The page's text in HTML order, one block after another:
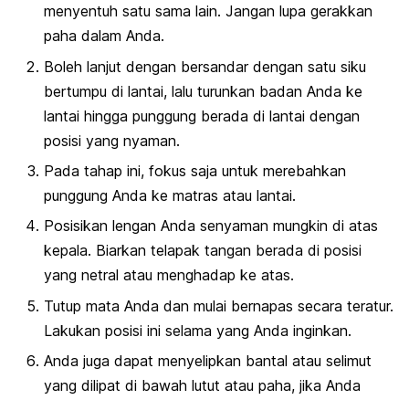
menyentuh satu sama lain. Jangan lupa gerakkan
paha dalam Anda.
Boleh lanjut dengan bersandar dengan satu siku
bertumpu di lantai, lalu turunkan badan Anda ke
lantai hingga punggung berada di lantai dengan
posisi yang nyaman.
Pada tahap ini, fokus saja untuk merebahkan
punggung Anda ke matras atau lantai.
Posisikan lengan Anda senyaman mungkin di atas
kepala. Biarkan telapak tangan berada di posisi
yang netral atau menghadap ke atas.
Tutup mata Anda dan mulai bernapas secara teratur.
Lakukan posisi ini selama yang Anda inginkan.
Anda juga dapat menyelipkan bantal atau selimut
yang dilipat di bawah lutut atau paha, jika Anda